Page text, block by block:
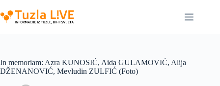
to
content
In memoriam: Azra KUNOSIĆ, Aida GULAMOVIĆ, Alija
DŽENANOVIĆ, Mevludin ZULFIĆ (Foto)